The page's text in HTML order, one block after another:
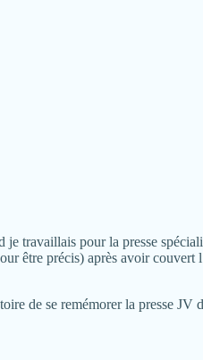
je travaillais pour la presse
être précis) après avoir
de se remémorer la presse JV